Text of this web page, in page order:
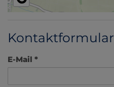
Kontaktformular
E-Mail